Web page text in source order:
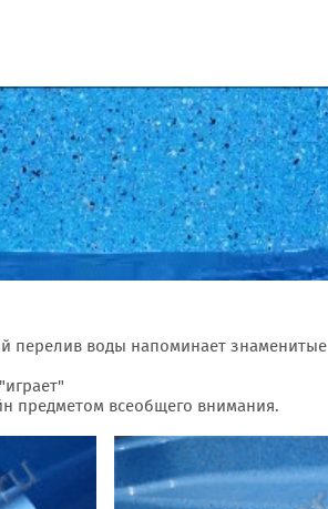
перелив воды напоминает знаменитые
предметом всеобщего внимания.